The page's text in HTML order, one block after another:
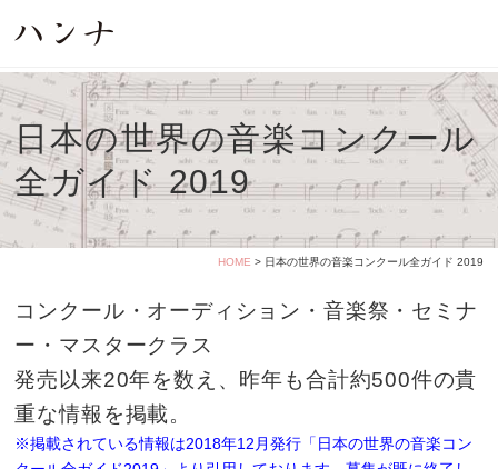
日本の世界の音楽コンクール
全ガイド 2019
HOME > 日本の世界の音楽コンクール全ガイド 2019
コンクール・オーディション・音楽祭・セミナ
ー・マスタークラス
発売以来20年を数え、昨年も合計約500件の貴
重な情報を掲載。
※掲載されている情報は2018年12月発行「日本の世界の音楽コン